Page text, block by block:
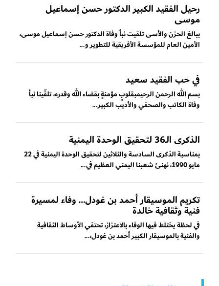
رحيل الفقيد الكبير الدكتور حسن إسماعيل
موسى
ببالغ الحزن والأسى تلقيت نبأ وفاة الدكتور حسن إسماعيل موسى،
الأمين العام للمؤسسة الأفريقية للتطوير و...
في حب الفقيد سعيد
بسم الله الرحمن الرحيمبقلوبٍ مؤمنةٍ بقضاء الله وقدره، تلقّينا نبأ
وفاة الكاتب والصحفي والأديب الكبير...
الذكرى الـ36 لتحقيق الوحدة اليمنية
بمناسبة الذكرى السادسة والثلاثين لتحقيق الوحدة اليمنية في 22
مايو 1990، نهنئ شعبنا اليمني العظيم في...
تكريم الموسيقار أحمد بن غودل… وفاء لمسيرة
فنية وثقافية خالدة
في لحظة يختلط فيها الوفاء بالاعتزاز، تحتفي الأوساط الثقافية
والفنية بالموسيقار الكبير أحمد بن غودل،...